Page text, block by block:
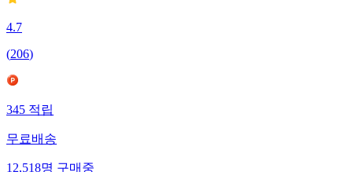
4.7
(206)
345적립
무료배송